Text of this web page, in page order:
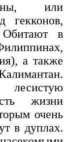
или
в
а также
жизни
очень
в дуплах.